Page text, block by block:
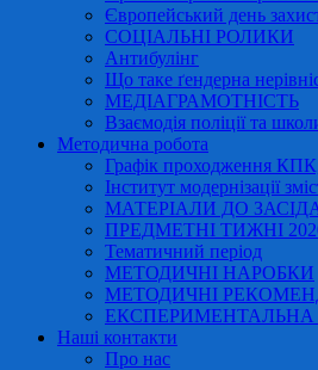
Європейський день
СОЦІАЛЬНІ РОЛИКИ
Антибулінг
Що таке ґендерна
МЕДІАГРАМОТНІСТЬ
Взаємодія поліції та
Методична робота
Графік проходження КПК,
Інститут модернізації
МАТЕРІАЛИ ДО
ПРЕДМЕТНІ ТИЖНІ
Тематичний період
МЕТОДИЧНІ НАРОБКИ
МЕТОДИЧНІ
ЕКСПЕРИМЕНТАЛЬНА
Наші контакти
Про нас